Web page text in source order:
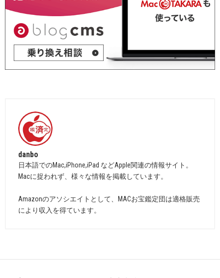
danbo
日本語でのMac,iPhone,iPad などApple関連の情報サイト。
Macに捉われず、様々な情報を掲載しています。
Amazonのアソシエイトとして、MACお宝鑑定団は適格販売
により収入を得ています。